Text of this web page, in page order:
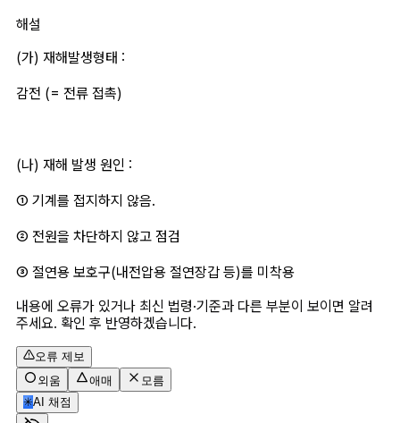
해설
(가) 재해발생형태 :
감전 (= 전류 접촉)
​(나) 재해 발생 원인 :
① 기계를 접지하지 않음.
② 전원을 차단하지 않고 점검
③ 절연용 보호구(내전압용 절연장갑 등)를 미착용
내용에 오류가 있거나 최신 법령·기준과 다른 부분이 보이면 알려
주세요. 확인 후 반영하겠습니다.
오류 제보
외움
애매
모름
✳AI 채점